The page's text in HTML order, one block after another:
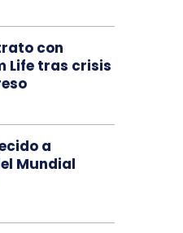
con
Life tras crisis
a
Mundial